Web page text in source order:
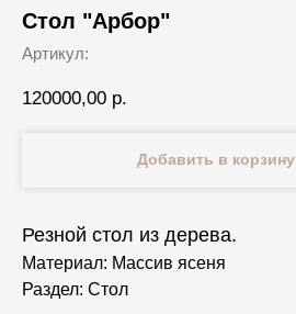
Стол "Арбор"
Артикул:
120000,00 р.
Добавить в корзину
Резной стол из дерева.
Материал: Массив ясеня
Раздел: Стол